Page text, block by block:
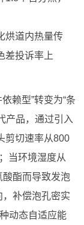
烘道内热量传
差投诉率上
赖型”转变为“条
产品，通过引入
剪切速率从800
当环境湿度从
酯而导致发泡
补偿泡孔密实
动态自适应能